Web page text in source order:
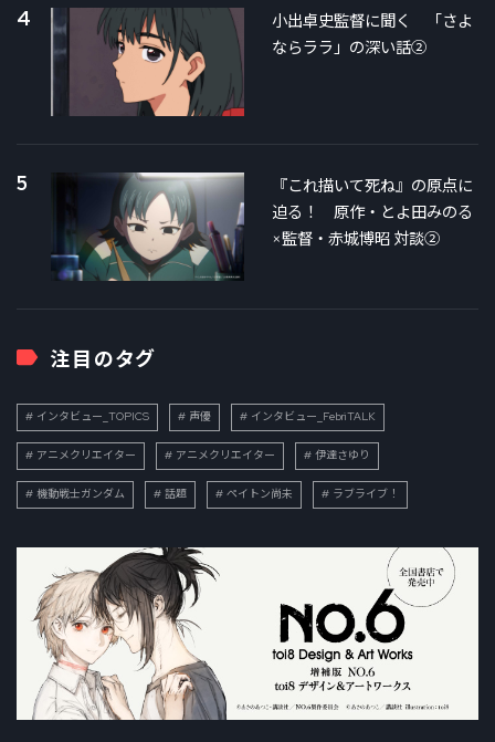
4
小出卓史監督に聞く 「さよ
ならララ」の深い話②
5
『これ描いて死ね』の原点に
迫る！ 原作・とよ田みのる
×監督・赤城博昭 対談②
注目のタグ
インタビュー_TOPICS 声優 インタビュー_FebriTALK
アニメクリエイター アニメクリエイター 伊達さゆり
機動戦士ガンダム 話題 ペイトン尚未 ラブライブ！